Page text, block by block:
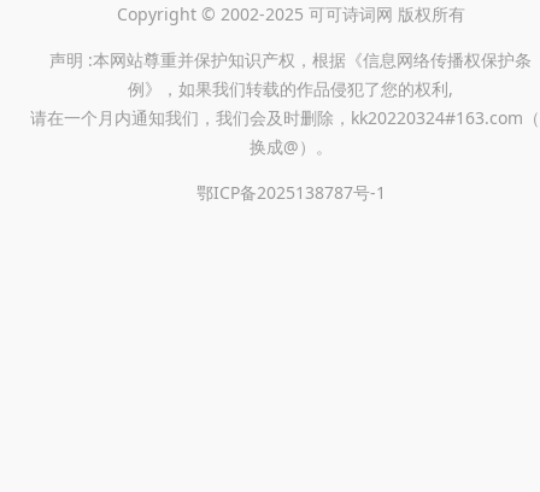
Copyright © 2002-2025 可可诗词网 版权所有
声明 :本网站尊重并保护知识产权，根据《信息网络传播权保护条
例》，如果我们转载的作品侵犯了您的权利,
请在一个月内通知我们，我们会及时删除，kk20220324#163.com
换成@）。
鄂ICP备2025138787号-1